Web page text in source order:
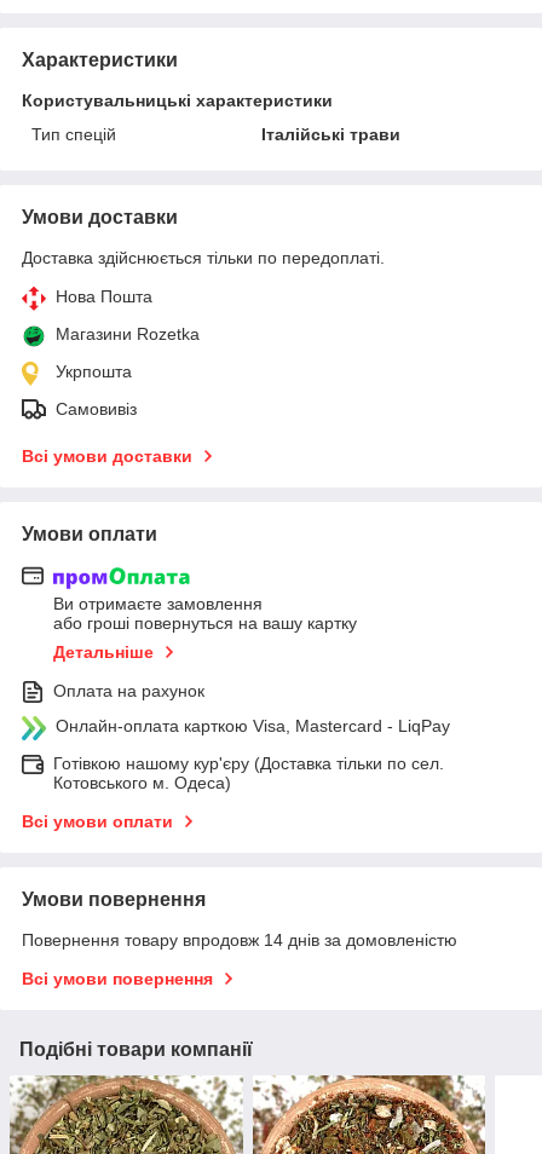
Характеристики
Користувальницькі характеристики
Тип спецій
Італійські трави
Умови доставки
Доставка здійснюється тільки по передоплаті.
Нова Пошта
Магазини Rozetka
Укрпошта
Самовивіз
Всі умови доставки
Умови оплати
Ви отримаєте замовлення
або гроші повернуться на вашу картку
Детальніше
Оплата на рахунок
Онлайн-оплата карткою Visa, Mastercard - LiqPay
Готівкою нашому кур'єру (Доставка тільки по сел.
Котовського м. Одеса)
Всі умови оплати
Умови повернення
Повернення товару впродовж 14 днів за домовленістю
Всі умови повернення
Подібні товари компанії